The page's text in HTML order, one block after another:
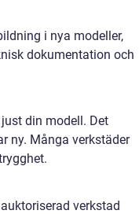
i nya modeller,
dokumentation och
din modell. Det
ny. Många verkstäder
verkstad